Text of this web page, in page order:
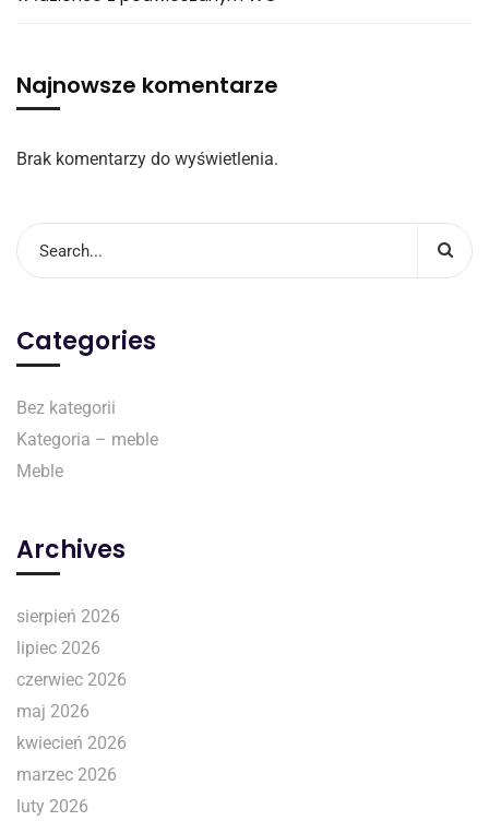
Najnowsze komentarze
Brak komentarzy do wyświetlenia.
Categories
Bez kategorii
Kategoria – meble
Meble
Archives
sierpień 2026
lipiec 2026
czerwiec 2026
maj 2026
kwiecień 2026
marzec 2026
luty 2026